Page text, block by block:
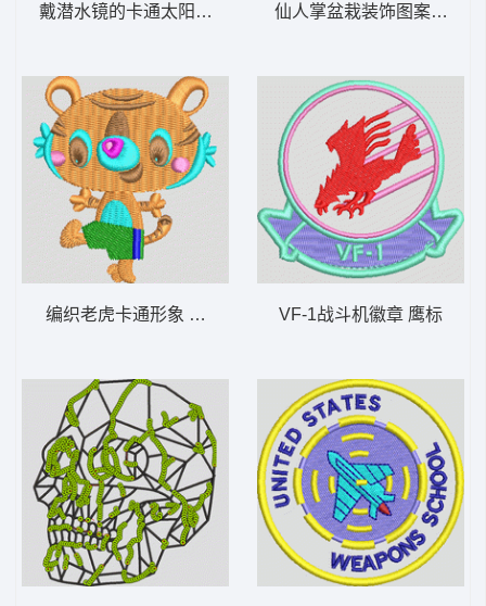
戴潜水镜的卡通太阳 狮子
编织老虎卡通形象 卡通 虎
仙人掌盆栽装饰图案 仙人掌
VF-1战斗机徽章 鹰标